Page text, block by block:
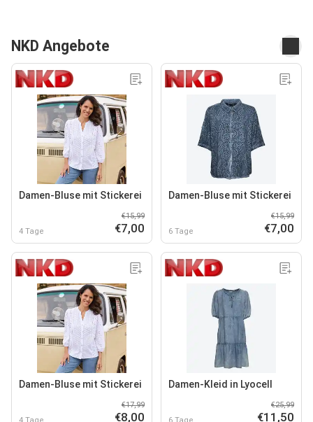
NKD Angebote
Damen-Bluse mit Stickerei
4 Tage
€15,99
€7,00
Damen-Bluse mit Stickerei
6 Tage
€15,99
€7,00
Damen-Bluse mit Stickerei
4 Tage
€17,99
€8,00
Damen-Kleid in Lyocell
6 Tage
€25,99
€11,50